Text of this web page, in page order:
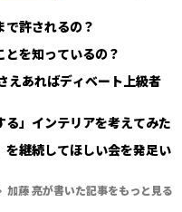
で許されるの？
を知っているの？
えあればディベート上級者
」インテリアを考えてみた
継続してほしい会を発足い
加藤 亮が書いた記事をもっと見る